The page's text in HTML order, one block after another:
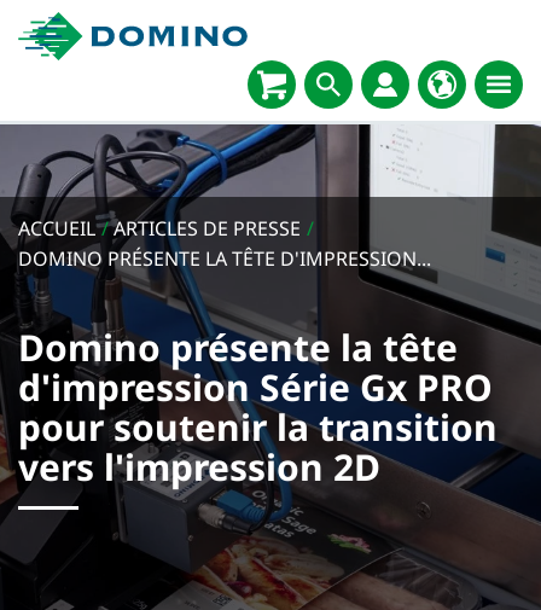
ACCUEIL /ARTICLES DE PRESSE /
DOMINO PRÉSENTE LA TÊTE D'IMPRESSION...
Domino présente la tête
d'impression Série Gx PRO
pour soutenir la transition
vers l'impression 2D